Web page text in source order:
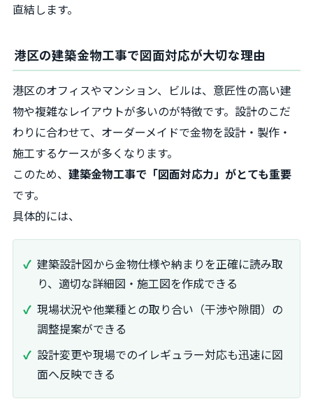
直結します。
港区の建築金物工事で図面対応が大切な理由
港区のオフィスやマンション、ビルは、意匠性の高い建
物や複雑なレイアウトが多いのが特徴です。設計のこだ
わりに合わせて、オーダーメイドで金物を設計・製作・
施工するケースが多くなります。
このため、 建築金物工事で「図面対応力」がとても重要
です。
具体的には、
建築設計図から金物仕様や納まりを正確に読み取
り、適切な詳細図・施工図を作成できる
現場状況や他業種との取り合い（干渉や隙間）の
調整提案ができる
設計変更や現場でのイレギュラー対応も迅速に図
面へ反映できる